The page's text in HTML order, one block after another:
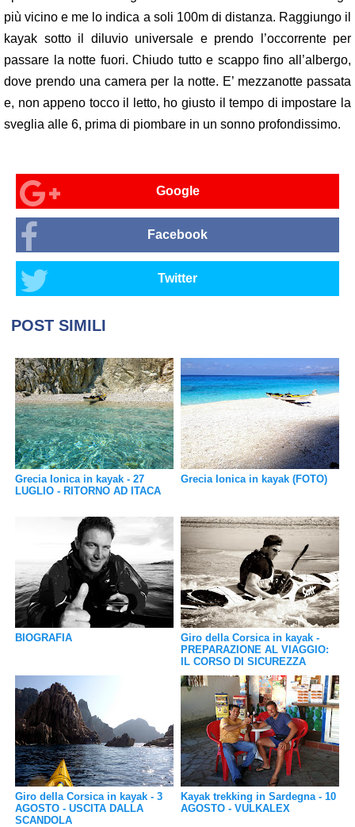
più vicino e me lo indica a soli 100m di distanza. Raggiungo il
kayak sotto il diluvio universale e prendo l’occorrente per
passare la notte fuori. Chiudo tutto e scappo fino all’albergo,
dove prendo una camera per la notte. E’ mezzanotte passata
e, non appeno tocco il letto, ho giusto il tempo di impostare la
sveglia alle 6, prima di piombare in un sonno profondissimo.
Google
Facebook
Twitter
POST SIMILI
Grecia Ionica in kayak - 27
LUGLIO - RITORNO AD ITACA
Grecia Ionica in kayak (FOTO)
BIOGRAFIA
Giro della Corsica in kayak -
PREPARAZIONE AL VIAGGIO:
IL CORSO DI SICUREZZA
Giro della Corsica in kayak - 3
AGOSTO - USCITA DALLA
SCANDOLA
Kayak trekking in Sardegna - 10
AGOSTO - VULKALEX